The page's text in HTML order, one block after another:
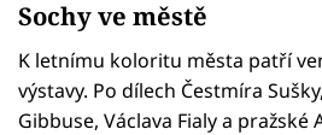
Sochy ve městě
K letnímu koloritu města patří
výstavy. Po dílech Čestmíra
Gibbuse, Václava Fialy a pražské